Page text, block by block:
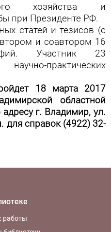
хозяйства и
при Президенте РФ.
статей и тезисов (с
и соавтором 16
Участник 23
практических
18 марта 2017
областной
г. Владимир, ул.
для справок (4922) 32-
работы